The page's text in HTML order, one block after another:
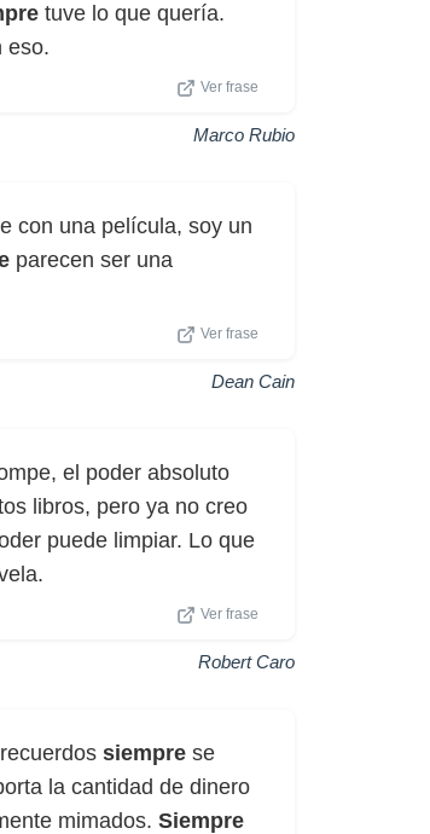
tuve lo que quería.
eso.
Ver frase
Marco Rubio
con una película, soy un
parecen ser una
Ver frase
Dean Cain
el poder absoluto
libros, pero ya no creo
puede limpiar. Lo que
Ver frase
Robert Caro
siempre se
la cantidad de dinero
mimados. Siempre